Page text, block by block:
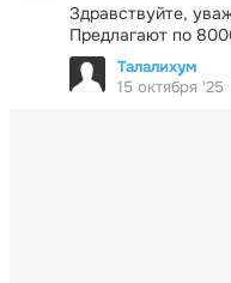
Здравствуйте,
Предлагают по
Талалихум
15 октября '25